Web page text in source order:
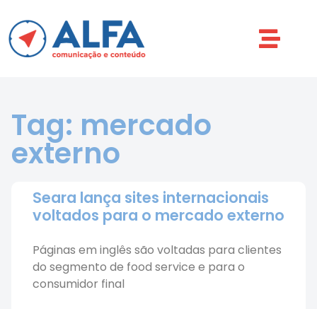
Tag: mercado
externo
Seara lança sites internacionais
voltados para o mercado externo
Páginas em inglês são voltadas para clientes
do segmento de food service e para o
consumidor final